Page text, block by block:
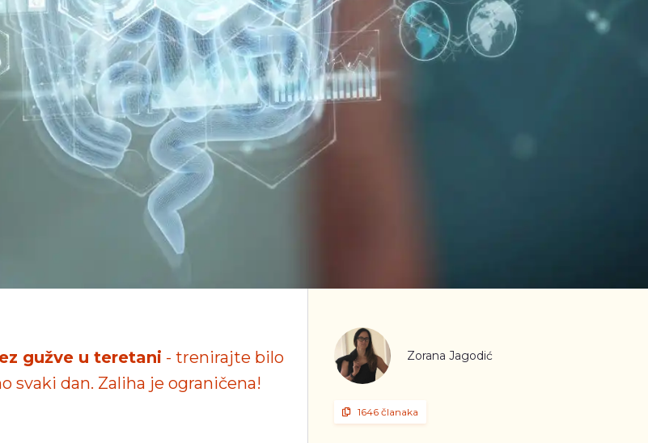
gužve u teretani - trenirajte bilo
svaki dan. Zaliha je ograničena!
Zorana Jagodić
1646 članaka